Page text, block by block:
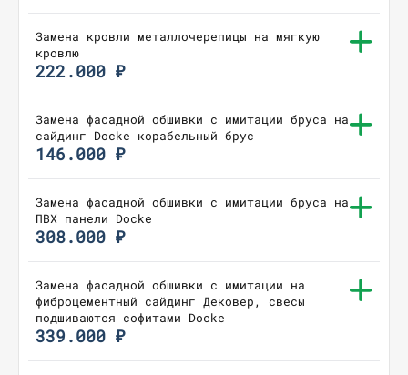
Замена кровли металлочерепицы на мягкую
кровлю
222.000 ₽
Замена фасадной обшивки с имитации бруса на
сайдинг Docke корабельный брус
146.000 ₽
Замена фасадной обшивки с имитации бруса на
ПВХ панели Docke
308.000 ₽
Замена фасадной обшивки с имитации на
фиброцементный сайдинг Дековер, свесы
подшиваются софитами Docke
339.000 ₽